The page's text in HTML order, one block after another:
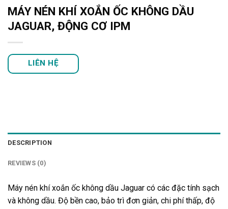
MÁY NÉN KHÍ XOẮN ỐC KHÔNG DẦU
JAGUAR, ĐỘNG CƠ IPM
LIÊN HỆ
DESCRIPTION
REVIEWS (0)
Máy nén khí xoắn ốc không dầu Jaguar có các đặc tính sạch
và không dầu. Độ bền cao, bảo trì đơn giản, chi phí thấp, độ